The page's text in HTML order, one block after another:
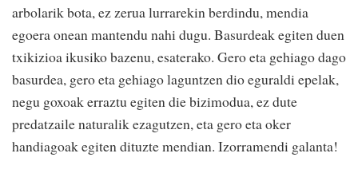
arbolarik bota, ez zerua lurrarekin berdindu, mendia
egoera onean mantendu nahi dugu. Basurdeak egiten duen
txikizioa ikusiko bazenu, esaterako. Gero eta gehiago dago
basurdea, gero eta gehiago laguntzen dio eguraldi epelak,
negu goxoak erraztu egiten die bizimodua, ez dute
predatzaile naturalik ezagutzen, eta gero eta oker
handiagoak egiten dituzte mendian. Izorramendi galanta!